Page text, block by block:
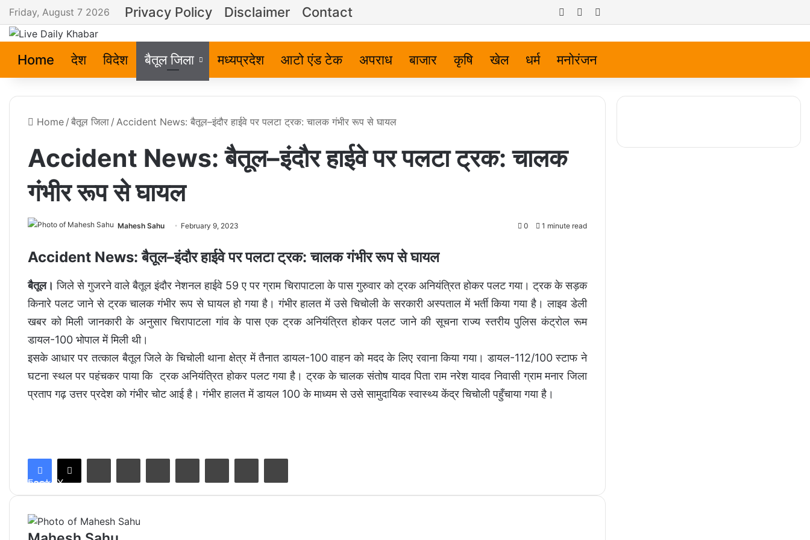
Friday, August 7 2026 Privacy Policy Disclaimer Contact Log InRandom Article
Home देश विदेश बैतूल जिला मध्यप्रदेश आटो एंड टेक अपराध बाजार कृषि खेल धर्म मनोरंजन
Home / बैतूल जिला / Accident News: बैतूल–इंदौर हाईवे पर पलटा ट्रक: चालक गंभीर रूप से घायल
Accident News: बैतूल–इंदौर हाईवे पर पलटा ट्रक: चालक
गंभीर रूप से घायल
Mahesh Sahu February 9, 2023 0 1 minute read
Accident News: बैतूल–इंदौर हाईवे पर पलटा ट्रक: चालक गंभीर रूप से घायल
बैतूल। जिले से गुजरने वाले बैतूल इंदौर नेशनल हाईवे 59 ए पर ग्राम चिरापाटला के पास गुरुवार को ट्रक अनियंत्रित होकर पलट गया। ट्रक के सड़क
किनारे पलट जाने से ट्रक चालक गंभीर रूप से घायल हो गया है। गंभीर हालत में उसे चिचोली के सरकारी अस्पताल में भर्ती किया गया है। लाइव डेली
खबर को मिली जानकारी के अनुसार चिरापाटला गांव के पास एक ट्रक अनियंत्रित होकर पलट जाने की सूचना राज्य स्तरीय पुलिस कंट्रोल रूम
डायल-100 भोपाल में मिली थी।
इसके आधार पर तत्काल बैतूल जिले के चिचोली थाना क्षेत्र में तैनात डायल-100 वाहन को मदद के लिए रवाना किया गया। डायल-112/100 स्टाफ ने
घटना स्थल पर पहंचकर पाया कि ट्रक अनियंत्रित होकर पलट गया है। ट्रक के चालक संतोष यादव पिता राम नरेश यादव निवासी ग्राम मनार जिला
प्रताप गढ़ उत्तर प्रदेश को गंभीर चोट आई है। गंभीर हालत में डायल 100 के माध्यम से उसे सामुदायिक स्वास्थ्य केंद्र चिचोली पहुँचाया गया है।
Facebook X